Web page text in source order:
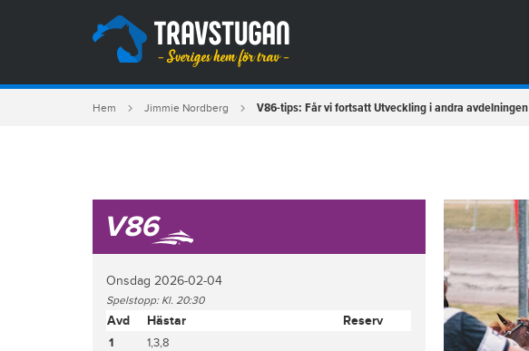
Hem Jimmie Nordberg V86-tips: Får vi fortsatt Utveckling i andra avdelningen
V86
Onsdag 2026-02-04
Spelstopp: Kl. 20:30
Avd Hästar Reserv
1
1,3,8